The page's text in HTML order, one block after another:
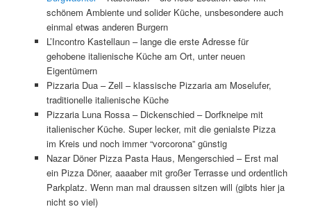
schönem Ambiente und solider Küche, unsbesondere auch
einmal etwas anderen Burgern
L’Incontro Kastellaun – lange die erste Adresse für
gehobene italienische Küche am Ort, unter neuen
Eigentümern
Pizzaria Dua – Zell – klassische Pizzaria am Moselufer,
traditionelle italienische Küche
Pizzaria Luna Rossa – Dickenschied – Dorfkneipe mit
italienischer Küche. Super lecker, mit die genialste Pizza
im Kreis und noch immer “vorcorona” günstig
Nazar Döner Pizza Pasta Haus, Mengerschied – Erst mal
ein Pizza Döner, aaaaber mit großer Terrasse und ordentlich
Parkplatz. Wenn man mal draussen sitzen will (gibts hier ja
nicht so viel)